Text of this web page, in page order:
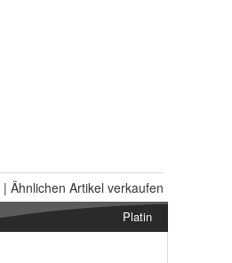
| Ähnlichen Artikel verkaufen
Platin